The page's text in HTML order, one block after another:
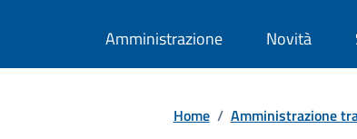
Amministrazione Novità
Home / Amministrazione